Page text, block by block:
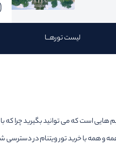
لیست تورهــا
هایی است که می توانید بگیرید چرا که
و همه با خرید تور ویتنام در دسترسی